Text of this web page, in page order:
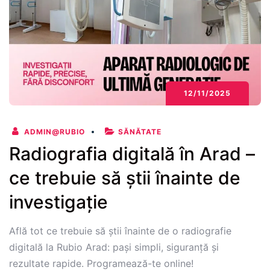
12/11/2025
ADMIN@RUBIO SĂNĂTATE
Radiografia digitală în Arad –
ce trebuie să știi înainte de
investigație
Află tot ce trebuie să știi înainte de o radiografie
digitală la Rubio Arad: pași simpli, siguranță și
rezultate rapide. Programează-te online!